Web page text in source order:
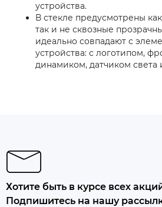
устройства.
В стекле предусмотрены
так и не сквозные
идеально совпадают с
устройства: с логотипом,
динамиком, датчиком света
Хотите быть в курсе всех
Подпишитесь на нашу